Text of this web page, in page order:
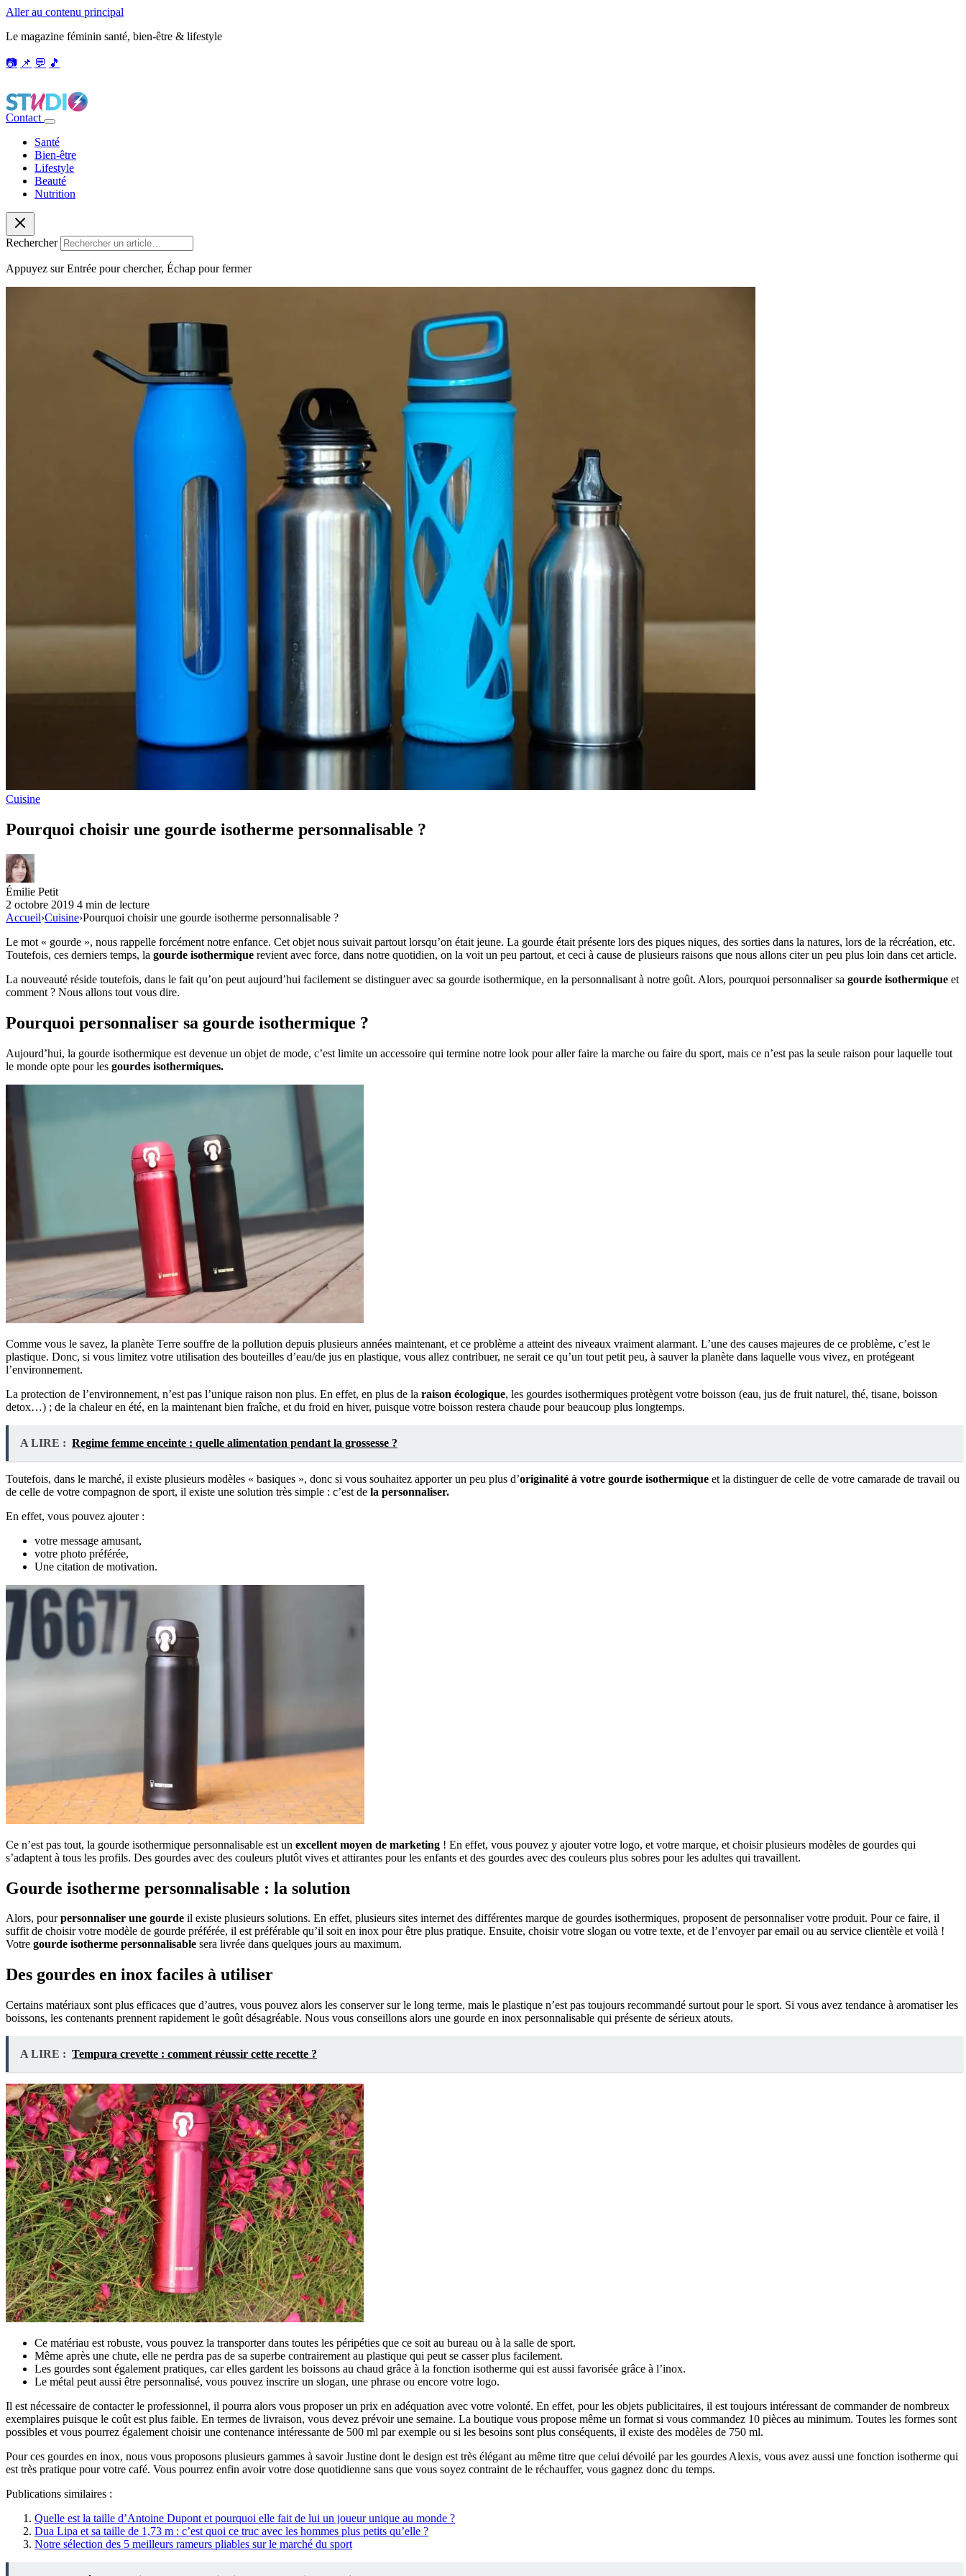
Aller au contenu principal
Le magazine féminin santé, bien-être & lifestyle
📷 📌 💬 🎵
Contact
Santé
Bien-être
Lifestyle
Beauté
Nutrition
Rechercher
Appuyez sur Entrée pour chercher, Échap pour fermer
Cuisine
Pourquoi choisir une gourde isotherme personnalisable ?
Émilie Petit
2 octobre 2019 4 min de lecture
Accueil›Cuisine›Pourquoi choisir une gourde isotherme personnalisable ?
Le mot « gourde », nous rappelle forcément notre enfance. Cet objet nous suivait partout lorsqu’on était jeune. La gourde était présente lors des piques niques, des sorties dans la natures, lors de la récréation, etc.
Toutefois, ces derniers temps, la gourde isothermique revient avec force, dans notre quotidien, on la voit un peu partout, et ceci à cause de plusieurs raisons que nous allons citer un peu plus loin dans cet article.
La nouveauté réside toutefois, dans le fait qu’on peut aujourd’hui facilement se distinguer avec sa gourde isothermique, en la personnalisant à notre goût. Alors, pourquoi personnaliser sa gourde isothermique et
comment ? Nous allons tout vous dire.
Pourquoi personnaliser sa gourde isothermique ?
Aujourd’hui, la gourde isothermique est devenue un objet de mode, c’est limite un accessoire qui termine notre look pour aller faire la marche ou faire du sport, mais ce n’est pas la seule raison pour laquelle tout
le monde opte pour les gourdes isothermiques.
Comme vous le savez, la planète Terre souffre de la pollution depuis plusieurs années maintenant, et ce problème a atteint des niveaux vraiment alarmant. L’une des causes majeures de ce problème, c’est le
plastique. Donc, si vous limitez votre utilisation des bouteilles d’eau/de jus en plastique, vous allez contribuer, ne serait ce qu’un tout petit peu, à sauver la planète dans laquelle vous vivez, en protégeant
l’environnement.
La protection de l’environnement, n’est pas l’unique raison non plus. En effet, en plus de la raison écologique, les gourdes isothermiques protègent votre boisson (eau, jus de fruit naturel, thé, tisane, boisson
detox…) ; de la chaleur en été, en la maintenant bien fraîche, et du froid en hiver, puisque votre boisson restera chaude pour beaucoup plus longtemps.
A LIRE : Regime femme enceinte : quelle alimentation pendant la grossesse ?
Toutefois, dans le marché, il existe plusieurs modèles « basiques », donc si vous souhaitez apporter un peu plus d’originalité à votre gourde isothermique et la distinguer de celle de votre camarade de travail ou
de celle de votre compagnon de sport, il existe une solution très simple : c’est de la personnaliser.
En effet, vous pouvez ajouter :
votre message amusant,
votre photo préférée,
Une citation de motivation.
Ce n’est pas tout, la gourde isothermique personnalisable est un excellent moyen de marketing ! En effet, vous pouvez y ajouter votre logo, et votre marque, et choisir plusieurs modèles de gourdes qui
s’adaptent à tous les profils. Des gourdes avec des couleurs plutôt vives et attirantes pour les enfants et des gourdes avec des couleurs plus sobres pour les adultes qui travaillent.
Gourde isotherme personnalisable : la solution
Alors, pourpersonnaliser une gourde il existe plusieurs solutions. En effet, plusieurs sites internet des différentes marque de gourdes isothermiques, proposent de personnaliser votre produit. Pour ce faire, il
suffit de choisir votre modèle de gourde préférée, il est préférable qu’il soit en inox pour être plus pratique. Ensuite, choisir votre slogan ou votre texte, et de l’envoyer par email ou au service clientèle et voilà !
Votre gourde isotherme personnalisable sera livrée dans quelques jours au maximum.
Des gourdes en inox faciles à utiliser
Certains matériaux sont plus efficaces que d’autres, vous pouvez alors les conserver sur le long terme, mais le plastique n’est pas toujours recommandé surtout pour le sport. Si vous avez tendance à aromatiser les
boissons, les contenants prennent rapidement le goût désagréable. Nous vous conseillons alors une gourde en inox personnalisable qui présente de sérieux atouts.
A LIRE : Tempura crevette : comment réussir cette recette ?
Ce matériau est robuste, vous pouvez la transporter dans toutes les péripéties que ce soit au bureau ou à la salle de sport.
Même après une chute, elle ne perdra pas de sa superbe contrairement au plastique qui peut se casser plus facilement.
Les gourdes sont également pratiques, car elles gardent les boissons au chaud grâce à la fonction isotherme qui est aussi favorisée grâce à l’inox.
Le métal peut aussi être personnalisé, vous pouvez inscrire un slogan, une phrase ou encore votre logo.
Il est nécessaire de contacter le professionnel, il pourra alors vous proposer un prix en adéquation avec votre volonté. En effet, pour les objets publicitaires, il est toujours intéressant de commander de nombreux
exemplaires puisque le coût est plus faible. En termes de livraison, vous devez prévoir une semaine. La boutique vous propose même un format si vous commandez 10 pièces au minimum. Toutes les formes sont
possibles et vous pourrez également choisir une contenance intéressante de 500 ml par exemple ou si les besoins sont plus conséquents, il existe des modèles de 750 ml.
Pour ces gourdes en inox, nous vous proposons plusieurs gammes à savoir Justine dont le design est très élégant au même titre que celui dévoilé par les gourdes Alexis, vous avez aussi une fonction isotherme qui
est très pratique pour votre café. Vous pourrez enfin avoir votre dose quotidienne sans que vous soyez contraint de le réchauffer, vous gagnez donc du temps.
Publications similaires :
Quelle est la taille d’Antoine Dupont et pourquoi elle fait de lui un joueur unique au monde ?
Dua Lipa et sa taille de 1,73 m : c’est quoi ce truc avec les hommes plus petits qu’elle ?
Notre sélection des 5 meilleurs rameurs pliables sur le marché du sport